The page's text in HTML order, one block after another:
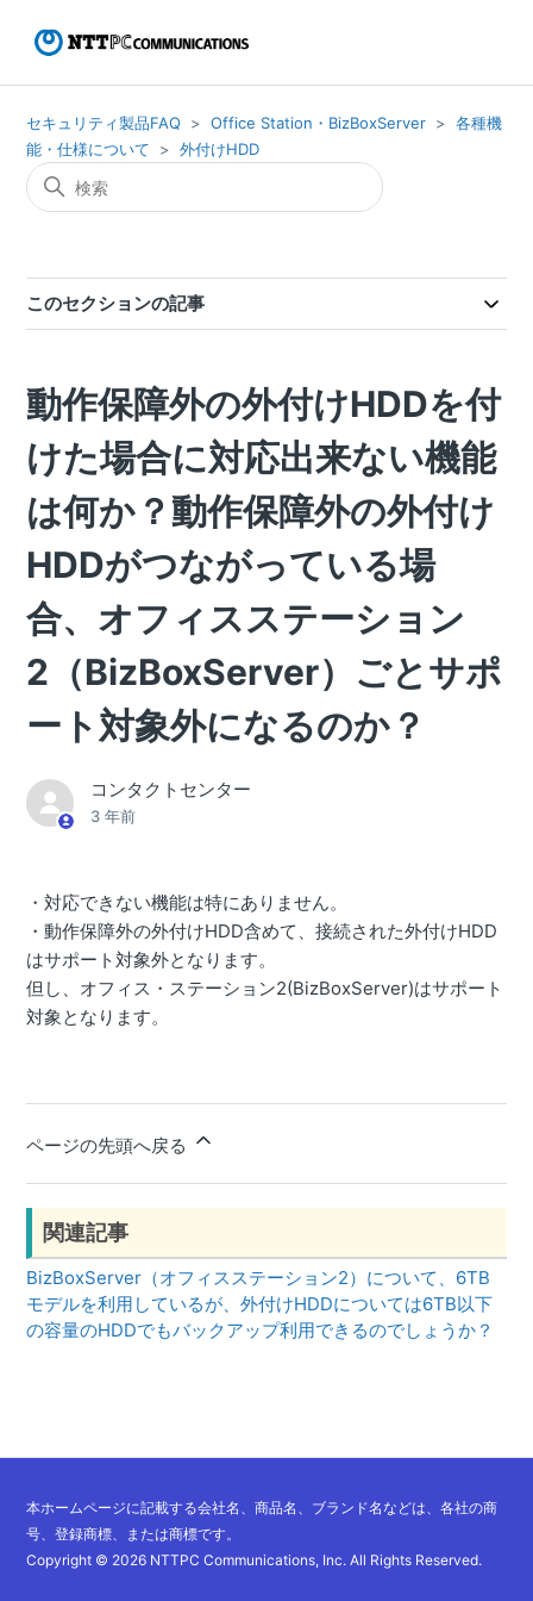
セキュリティ製品FAQ Office Station・BizBoxServer
各種機
能・仕様について
外付けHDD
このセクションの記事
動作保障外の外付けHDDを付
けた場合に対応出来ない機能
は何か？動作保障外の外付け
HDDがつながっている場
合、オフィスステーション
2（BizBoxServer）ごとサポ
ート対象外になるのか？
コンタクトセンター
3 年前
・対応できない機能は特にありません。
・動作保障外の外付けHDD含めて、接続された外付けHDD
はサポート対象外となります。
但し、オフィス・ステーション2(BizBoxServer)はサポート
対象となります。
ページの先頭へ戻る
関連記事
BizBoxServer（オフィスステーション2）について、6TB
モデルを利用しているが、外付けHDDについては6TB以下
の容量のHDDでもバックアップ利用できるのでしょうか？
本ホームページに記載する会社名、商品名、ブランド名などは、各社の商
号、登録商標、または商標です。
Copyright © 2026 NTTPC Communications, Inc.All Rights Reserved.